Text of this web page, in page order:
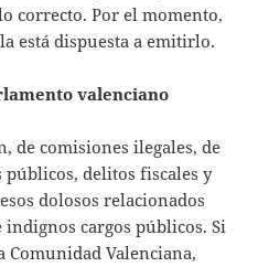
correcto. Por el momento,
está dispuesta a emitirlo.
valenciano
de comisiones ilegales, de
delitos fiscales y
dolosos relacionados
cargos públicos. Si
Comunidad Valenciana,